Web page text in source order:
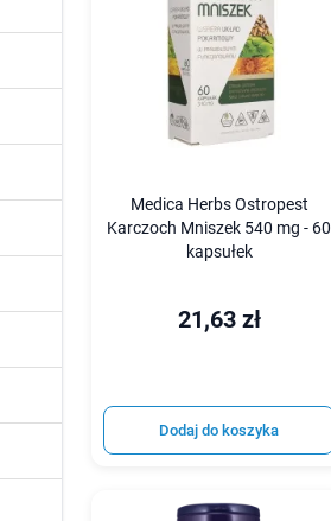
Medica Herbs Ostropest
Karczoch Mniszek 540 mg - 60
kapsułek
21,63 zł
Dodaj do koszyka